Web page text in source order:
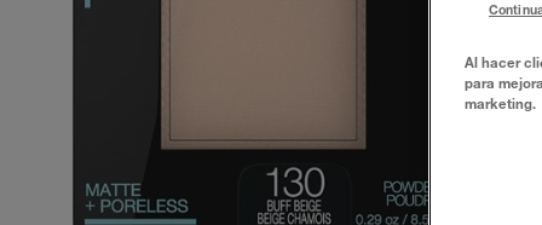
Al hacer
para
marketing.